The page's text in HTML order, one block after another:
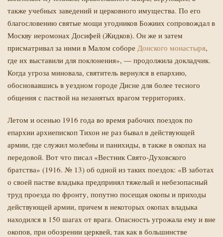
также учебных заведений и церковного имущества. По его
благословению святые мощи угодников Божиих сопровождал в
Москву иеромонах Досифей (Жидков). Он же и затем
присматривал за ними в Малом соборе Донского монастыря,
где их выставили для поклонения», — продолжила докладчик.
Когда угроза миновала, святитель вернулся в епархию,
обосновавшись в уездном городе Дисне для более тесного
общения с паствой на незанятых врагом территориях.
Летом и осенью 1916 года во время рабочих поездок по
епархии архиепископ Тихон не раз бывал в действующей
армии, где служил молебны и панихиды, в также в окопах на
передовой. Вот что писал «Вестник Свято-Духовского
братства» (1916. № 13) об одной из таких поездок: «В заботах
о своей пастве владыка предпринял тяжелый и небезопасный
труд проезда по фронту, попутно посещая окопы и приходы
действующей армии, причем в некоторых окопах владыка
находился в 150 шагах от врага. Опасность угрожала ему и вне
окопов, при обозрении церквей, так как в большинстве